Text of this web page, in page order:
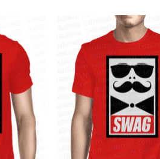
Ajouter
à la
wishlist